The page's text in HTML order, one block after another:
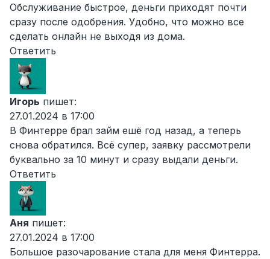
Обслуживание быстрое, деньги приходят почти
сразу после одобрения. Удобно, что можно все
сделать онлайн не выходя из дома.
Ответить
Игорь пишет:
27.01.2024 в 17:00
В Финтерре брал займ ешё год назад, а теперь
снова обратился. Всё супер, заявку рассмотрели
буквально за 10 минут и сразу выдали деньги.
Ответить
Аня пишет:
27.01.2024 в 17:00
Большое разочарование стала для меня Финтерра.